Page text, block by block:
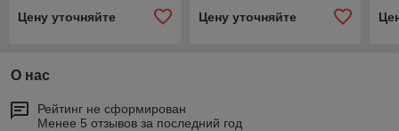
Цену уточняйте
Цену уточняйте
О нас
Рейтинг не сформирован
Менее 5 отзывов за последний год